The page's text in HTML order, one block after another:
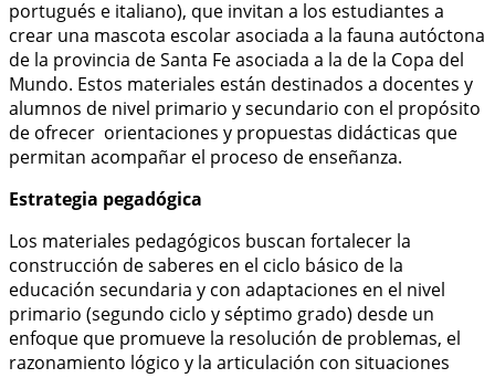
portugués e italiano), que invitan a los estudiantes a
crear una mascota escolar asociada a la fauna autóctona
de la provincia de Santa Fe asociada a la de la Copa del
Mundo. Estos materiales están destinados a docentes y
alumnos de nivel primario y secundario con el propósito
de ofrecer orientaciones y propuestas didácticas que
permitan acompañar el proceso de enseñanza.
Estrategia pegadógica
Los materiales pedagógicos buscan fortalecer la
construcción de saberes en el ciclo básico de la
educación secundaria y con adaptaciones en el nivel
primario (segundo ciclo y séptimo grado) desde un
enfoque que promueve la resolución de problemas, el
razonamiento lógico y la articulación con situaciones